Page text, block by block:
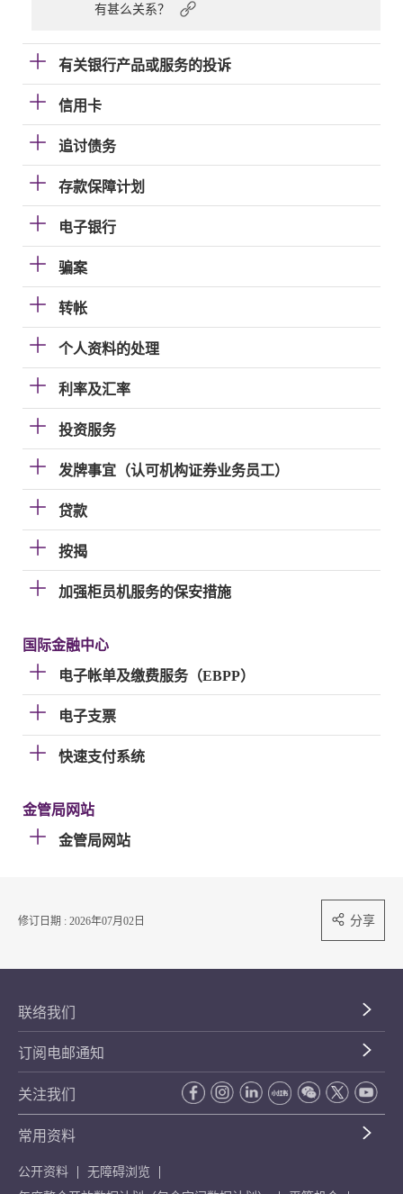
有甚么关系？
有关银行产品或服务的投诉
信用卡
追讨债务
存款保障计划
电子银行
骗案
转帐
个人资料的处理
利率及汇率
投资服务
发牌事宜（认可机构证券业务员工）
贷款
按揭
加强柜员机服务的保安措施
国际金融中心
电子帐单及缴费服务（EBPP）
电子支票
快速支付系统
金管局网站
金管局网站
修订日期 : 2026年07月02日 分享
联络我们
订阅电邮通知
关注我们
常用资料
公开资料
无障碍浏览